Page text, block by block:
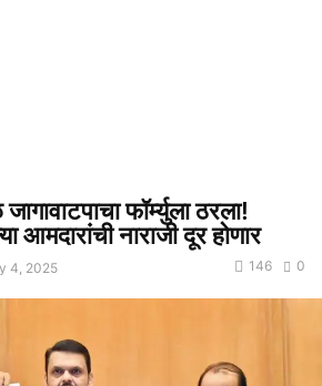
फॉर्म्युला ठरला!
आमदारांची नाराजी दूर होणार
4, 2025 0
146